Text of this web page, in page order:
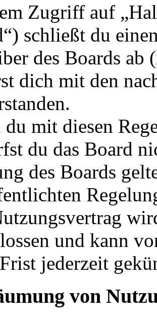
Zugriff auf
schließt du
des Boards ab
dich mit den
du mit diesen
du das Board
des Boards
und kann
jederzeit
von